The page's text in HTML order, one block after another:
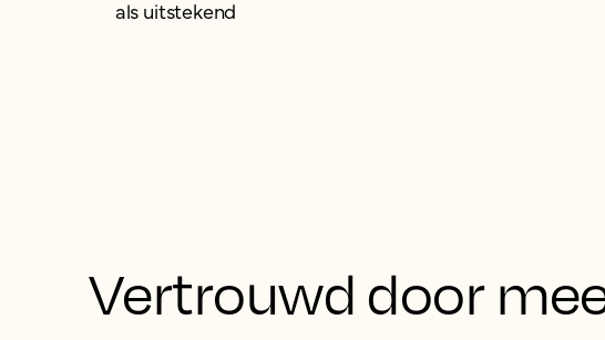
als uitstekend
Vertrouwd door